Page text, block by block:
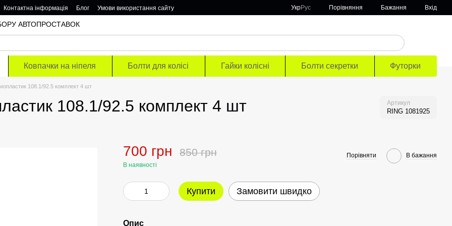
Контактна інформація Блог
Умови використання сайту
УкрРус Порівняння Бажання Вхід
АВТОПРОСТАВОК
Ковпачки на ніпеля Болти для колісі Гайки колісні Болти секретки Футорки
108.1/92.5 комплект 4 шт
108.1/92.5 комплект 4 шт Артикул
RING 1081925
700 грн 850 грн
В наявності
Порівняти В бажання
Купити Замовити швидко
Опис